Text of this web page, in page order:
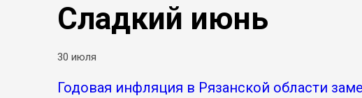
Сладкий июнь
30 июля
Годовая инфляция в Рязанской области